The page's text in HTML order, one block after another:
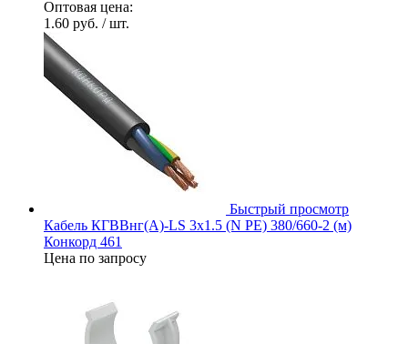
Оптовая цена:
1.60 руб. / шт.
Быстрый просмотр
Кабель КГВВнг(А)-LS 3х1.5 (N PE) 380/660-2 (м)
Конкорд 461
Цена по запросу